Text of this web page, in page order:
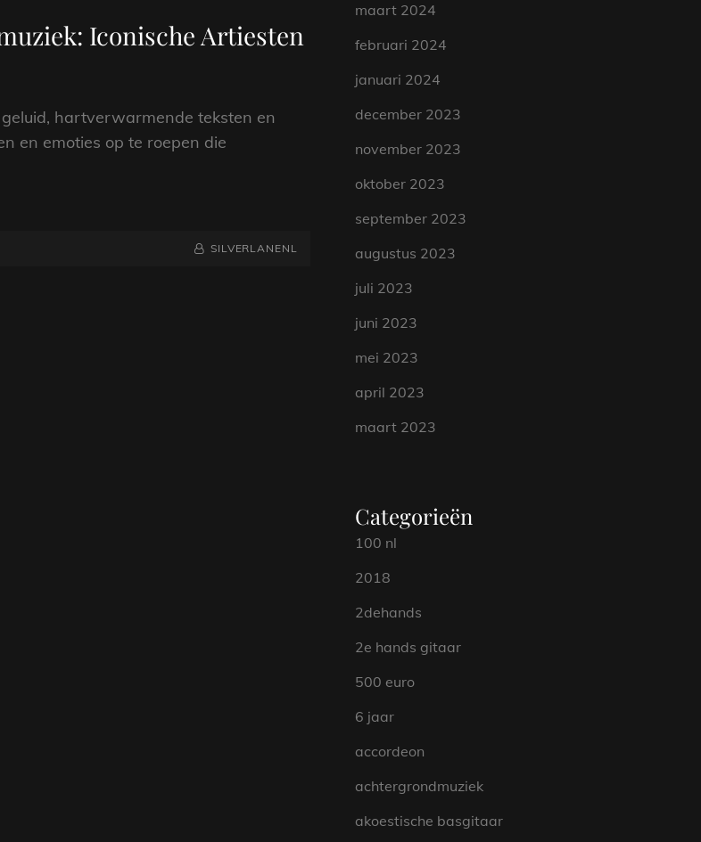
Iconische Artiesten
hartverwarmende teksten en
en emoties op te roepen die
NAAMREGEL
BYLINE
SILVERLANENL
maart 2024
februari 2024
januari 2024
december 2023
november 2023
oktober 2023
september 2023
augustus 2023
juli 2023
juni 2023
mei 2023
april 2023
maart 2023
Categorieën
100 nl
2018
2dehands
2e hands gitaar
500 euro
6 jaar
accordeon
achtergrondmuziek
akoestische basgitaar